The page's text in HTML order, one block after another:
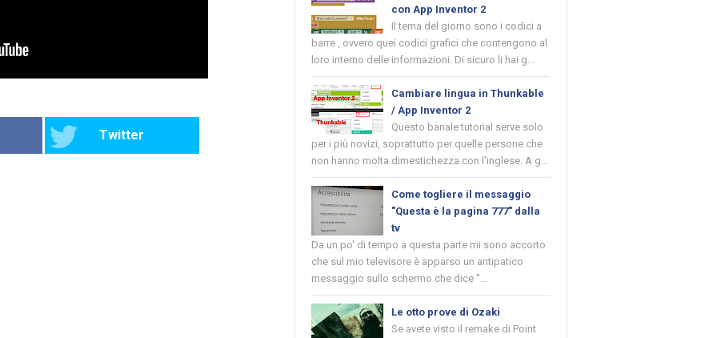
Twitter
con App Inventor 2
Il tema del giorno sono i codici a
barre , ovvero quei codici grafici che contengono al
loro interno delle informazioni. Di sicuro li hai g...
Cambiare lingua in Thunkable
/ App Inventor 2
Questo banale tutorial serve solo
per i più novizi, soprattutto per quelle persone che
non hanno molta dimestichezza con l'inglese. A g...
Come togliere il messaggio
"Questa è la pagina 777" dalla
tv
Da un po' di tempo a questa parte mi sono accorto
che sul mio televisore è apparso un antipatico
messaggio sullo schermo che dice "...
Le otto prove di Ozaki
Se avete visto il remake di Point